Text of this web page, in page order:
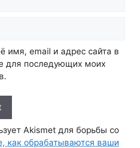
имя, email и адрес сайта в
для последующих моих
Akismet для борьбы со
как обрабатываются ваши